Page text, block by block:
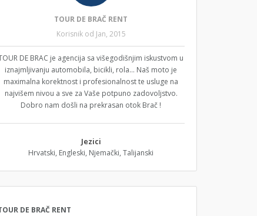
TOUR DE BRAČ RENT
Korisnik od Jan, 2015
DE BRAC je agencija sa višegodišnjim iskustvom u
iznajmljivanju automobila, bicikli, rola... Naš moto je
maximalna korektnost i profesionalnost te usluge na
najvišem nivou a sve za Vaše potpuno zadovoljstvo.
Dobro nam došli na prekrasan otok Brač !
Jezici
Hrvatski, Engleski, Njemački, Talijanski
DE BRAČ RENT